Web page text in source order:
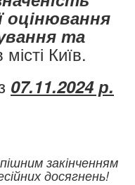
оцінювання
та
місті Київ.
07.11.2024 р.
закінченням
досягнень!